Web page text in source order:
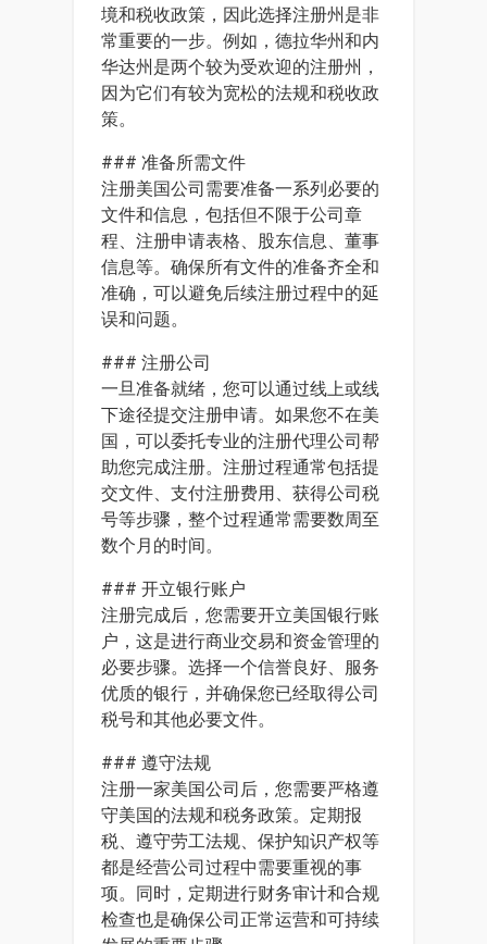
境和税收政策，因此选择注册州是非
常重要的一步。例如，德拉华州和内
华达州是两个较为受欢迎的注册州，
因为它们有较为宽松的法规和税收政
策。
### 准备所需文件
注册美国公司需要准备一系列必要的
文件和信息，包括但不限于公司章
程、注册申请表格、股东信息、董事
信息等。确保所有文件的准备齐全和
准确，可以避免后续注册过程中的延
误和问题。
### 注册公司
一旦准备就绪，您可以通过线上或线
下途径提交注册申请。如果您不在美
国，可以委托专业的注册代理公司帮
助您完成注册。注册过程通常包括提
交文件、支付注册费用、获得公司税
号等步骤，整个过程通常需要数周至
数个月的时间。
### 开立银行账户
注册完成后，您需要开立美国银行账
户，这是进行商业交易和资金管理的
必要步骤。选择一个信誉良好、服务
优质的银行，并确保您已经取得公司
税号和其他必要文件。
### 遵守法规
注册一家美国公司后，您需要严格遵
守美国的法规和税务政策。定期报
税、遵守劳工法规、保护知识产权等
都是经营公司过程中需要重视的事
项。同时，定期进行财务审计和合规
检查也是确保公司正常运营和可持续